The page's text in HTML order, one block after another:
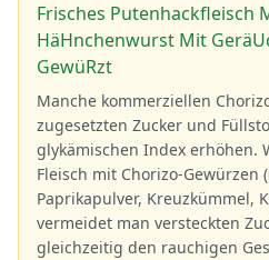
Frisches Putenhackfleisch
HäHnchenwurst Mit
GewüRzt
Manche kommerziellen
zugesetzten Zucker und
glykämischen Index erhöhen.
Fleisch mit Chorizo-Gewürzen
Paprikapulver, Kreuzkümmel,
vermeidet man versteckten
gleichzeitig den rauchigen